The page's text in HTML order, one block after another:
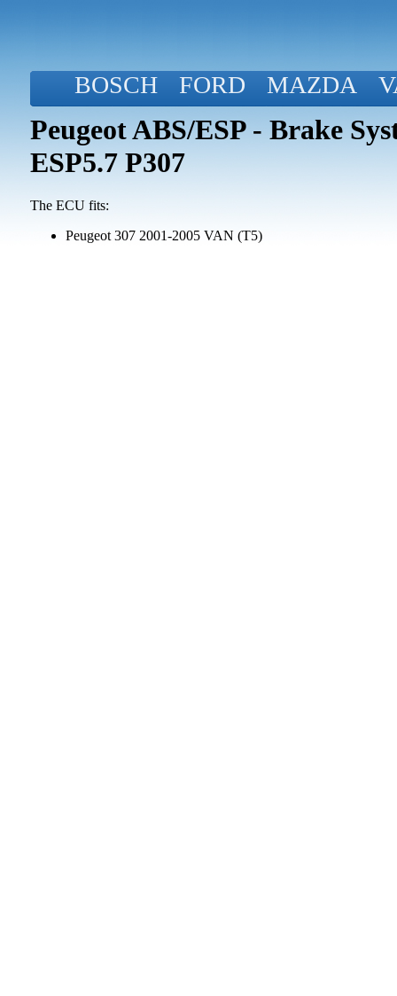
BOSCH FORD MAZDA
Peugeot ABS/ESP - Brake
ESP5.7 P307
The ECU fits:
Peugeot 307 2001-2005 VAN (T5)